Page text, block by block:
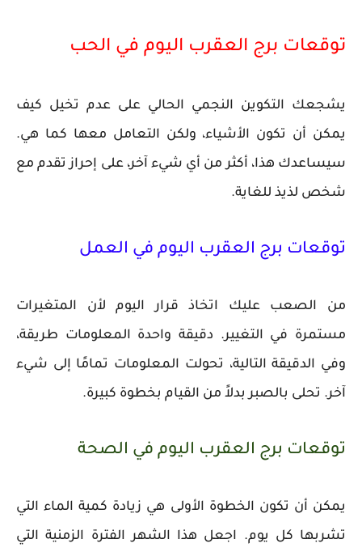
توقعات برج العقرب اليوم في الحب
يشجعك التكوين النجمي الحالي على عدم تخيل كيف
يمكن أن تكون الأشياء، ولكن التعامل معها كما هي.
سيساعدك هذا، أكثر من أي شيء آخر، على إحراز تقدم مع
شخص لذيذ للغاية.
توقعات برج العقرب اليوم في العمل
من الصعب عليك اتخاذ قرار اليوم لأن المتغيرات
مستمرة في التغيير. دقيقة واحدة المعلومات طريقة،
وفي الدقيقة التالية، تحولت المعلومات تمامًا إلى شيء
آخر. تحلى بالصبر بدلاً من القيام بخطوة كبيرة.
توقعات برج العقرب اليوم في الصحة
يمكن أن تكون الخطوة الأولى هي زيادة كمية الماء التي
تشربها كل يوم. اجعل هذا الشهر الفترة الزمنية التي